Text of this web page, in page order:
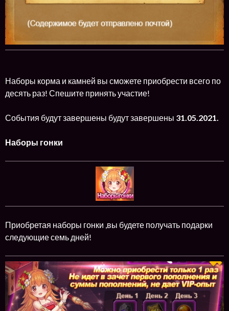
Наборы корма и камней вы сможете приобрести всего по
десять раз! Спешите принять участие!
События будут завершены будут завершены 31.05.2021.
Наборы гонки
Приобретая наборы гонки ,вы будете получать подарки
следующие семь дней!